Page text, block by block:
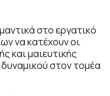
στο εργατικό
να κατέχουν οι
και μαιευτικής
στον τομέα